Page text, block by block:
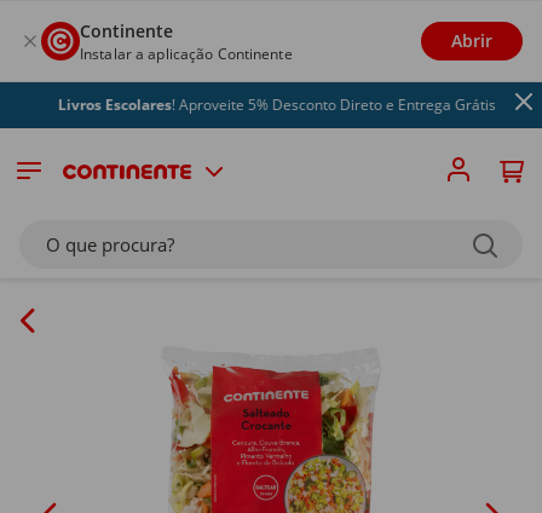
Continente
Instalar a aplicação Continente
Abrir
Livros Escolares! Aproveite 5% Desconto Direto e Entrega Grátis
O que procura?